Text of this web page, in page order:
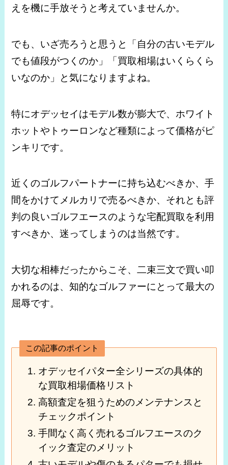
えを機に手放そうと考えていませんか。
でも、いざ売ろうと思うと「自分の古いモデル
でも値段がつくのか」「買取相場はいくらくら
いなのか」と気になりますよね。
特にオデッセイはモデル数が膨大で、ホワイト
ホットやトゥーロンなど種類によって価格がピ
ンキリです。
近くのゴルフパートナーに持ち込むべきか、手
間をかけてメルカリで売るべきか、それとも評
判の良いゴルフエースのような宅配買取を利用
すべきか、迷ってしまうのは当然です。
大切な相棒だったからこそ、二束三文で買い叩
かれるのは、知的なゴルファーにとって最大の
屈辱です。
この記事のポイント
オデッセイパター全シリーズの具体的
な買取相場価格リスト
高額査定を狙うためのメンテナンスと
チェックポイント
手間なく高く売れるゴルフエースのク
イック査定のメリット